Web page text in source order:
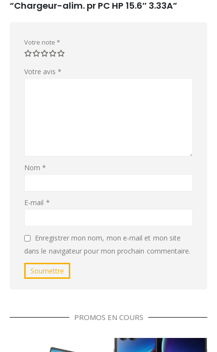
“Chargeur-alim. pr PC HP 15.6″ 3.33A”
Votre note *
Votre avis *
Nom*
E-mail *
Enregistrer mon nom, mon e-mail et mon site
dans le navigateur pour mon prochain commentaire.
PROMOS EN COURS